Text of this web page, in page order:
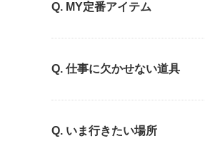
MY定番アイテム
仕事に欠かせない道具
いま行きたい場所